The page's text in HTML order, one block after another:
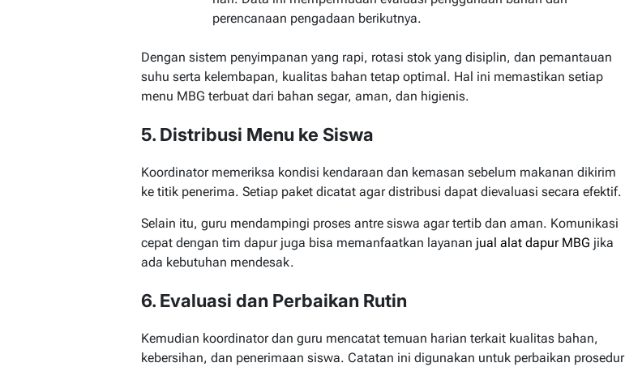
perencanaan pengadaan berikutnya.
Dengan sistem penyimpanan yang rapi, rotasi stok yang disiplin, dan pemantauan
suhu serta kelembapan, kualitas bahan tetap optimal. Hal ini memastikan setiap
menu MBG terbuat dari bahan segar, aman, dan higienis.
5. Distribusi Menu ke Siswa
Koordinator memeriksa kondisi kendaraan dan kemasan sebelum makanan dikirim
ke titik penerima. Setiap paket dicatat agar distribusi dapat dievaluasi secara efektif.
Selain itu, guru mendampingi proses antre siswa agar tertib dan aman. Komunikasi
cepat dengan tim dapur juga bisa memanfaatkan layanan jual alat dapur MBG jika
ada kebutuhan mendesak.
6. Evaluasi dan Perbaikan Rutin
Kemudian koordinator dan guru mencatat temuan harian terkait kualitas bahan,
kebersihan, dan penerimaan siswa. Catatan ini digunakan untuk perbaikan prosedur